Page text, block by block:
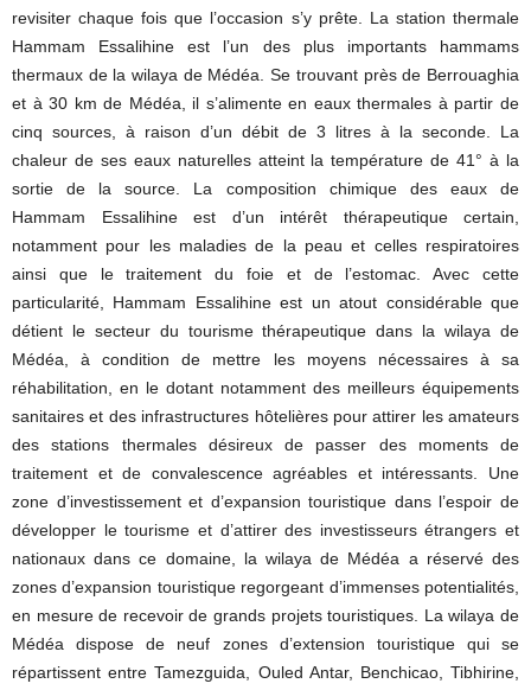
revisiter chaque fois que l’occasion s’y prête. La station thermale
Hammam Essalihine est l’un des plus importants hammams
thermaux de la wilaya de Médéa. Se trouvant près de Berrouaghia
et à 30 km de Médéa, il s’alimente en eaux thermales à partir de
cinq sources, à raison d’un débit de 3 litres à la seconde. La
chaleur de ses eaux naturelles atteint la température de 41° à la
sortie de la source. La composition chimique des eaux de
Hammam Essalihine est d’un intérêt thérapeutique certain,
notamment pour les maladies de la peau et celles respiratoires
ainsi que le traitement du foie et de l’estomac. Avec cette
particularité, Hammam Essalihine est un atout considérable que
détient le secteur du tourisme thérapeutique dans la wilaya de
Médéa, à condition de mettre les moyens nécessaires à sa
réhabilitation, en le dotant notamment des meilleurs équipements
sanitaires et des infrastructures hôtelières pour attirer les amateurs
des stations thermales désireux de passer des moments de
traitement et de convalescence agréables et intéressants. Une
zone d’investissement et d’expansion touristique dans l’espoir de
développer le tourisme et d’attirer des investisseurs étrangers et
nationaux dans ce domaine, la wilaya de Médéa a réservé des
zones d’expansion touristique regorgeant d’immenses potentialités,
en mesure de recevoir de grands projets touristiques. La wilaya de
Médéa dispose de neuf zones d’extension touristique qui se
répartissent entre Tamezguida, Ouled Antar, Benchicao, Tibhirine,